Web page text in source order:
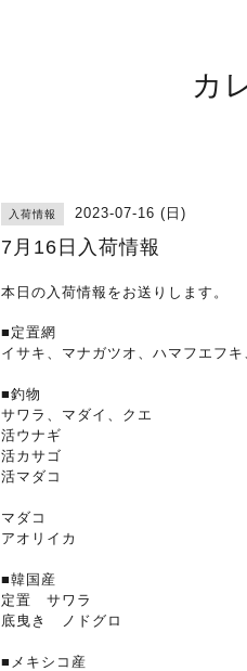
カ
入荷情報 2023-07-16 (日)
7月16日入荷情報
本日の入荷情報をお送りします。
■定置網
イサキ、マナガツオ、ハマフエフ
■釣物
サワラ、マダイ、クエ
活ウナギ
活カサゴ
活マダコ
マダコ
アオリイカ
■韓国産
定置 サワラ
底曳き ノドグロ
■メキシコ産